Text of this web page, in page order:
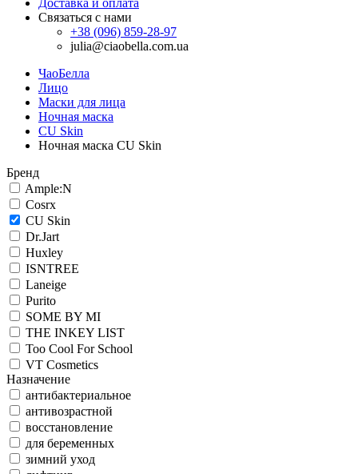
Доставка и оплата
Связаться с нами
+38 (096) 859-28-97
julia@ciaobella.com.ua
ЧаоБелла
Лицо
Маски для лица
Ночная маска
CU Skin
Ночная маска CU Skin
Бренд
Ample:N
Cosrx
CU Skin
Dr.Jart
Huxley
ISNTREE
Laneige
Purito
SOME BY MI
THE INKEY LIST
Too Cool For School
VT Cosmetics
Назначение
антибактериальное
антивозрастной
восстановление
для беременных
зимний уход